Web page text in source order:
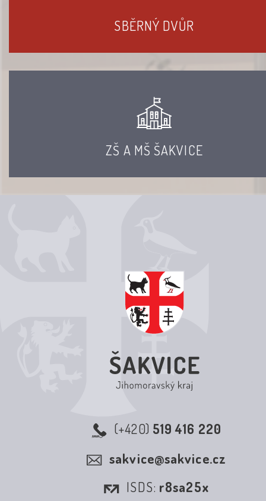
SBĚRNÝ DVŮR
ZŠ A MŠ ŠAKVICE
(+420) 519 416 220
sakvice@sakvice.cz
ISDS: r8sa25x